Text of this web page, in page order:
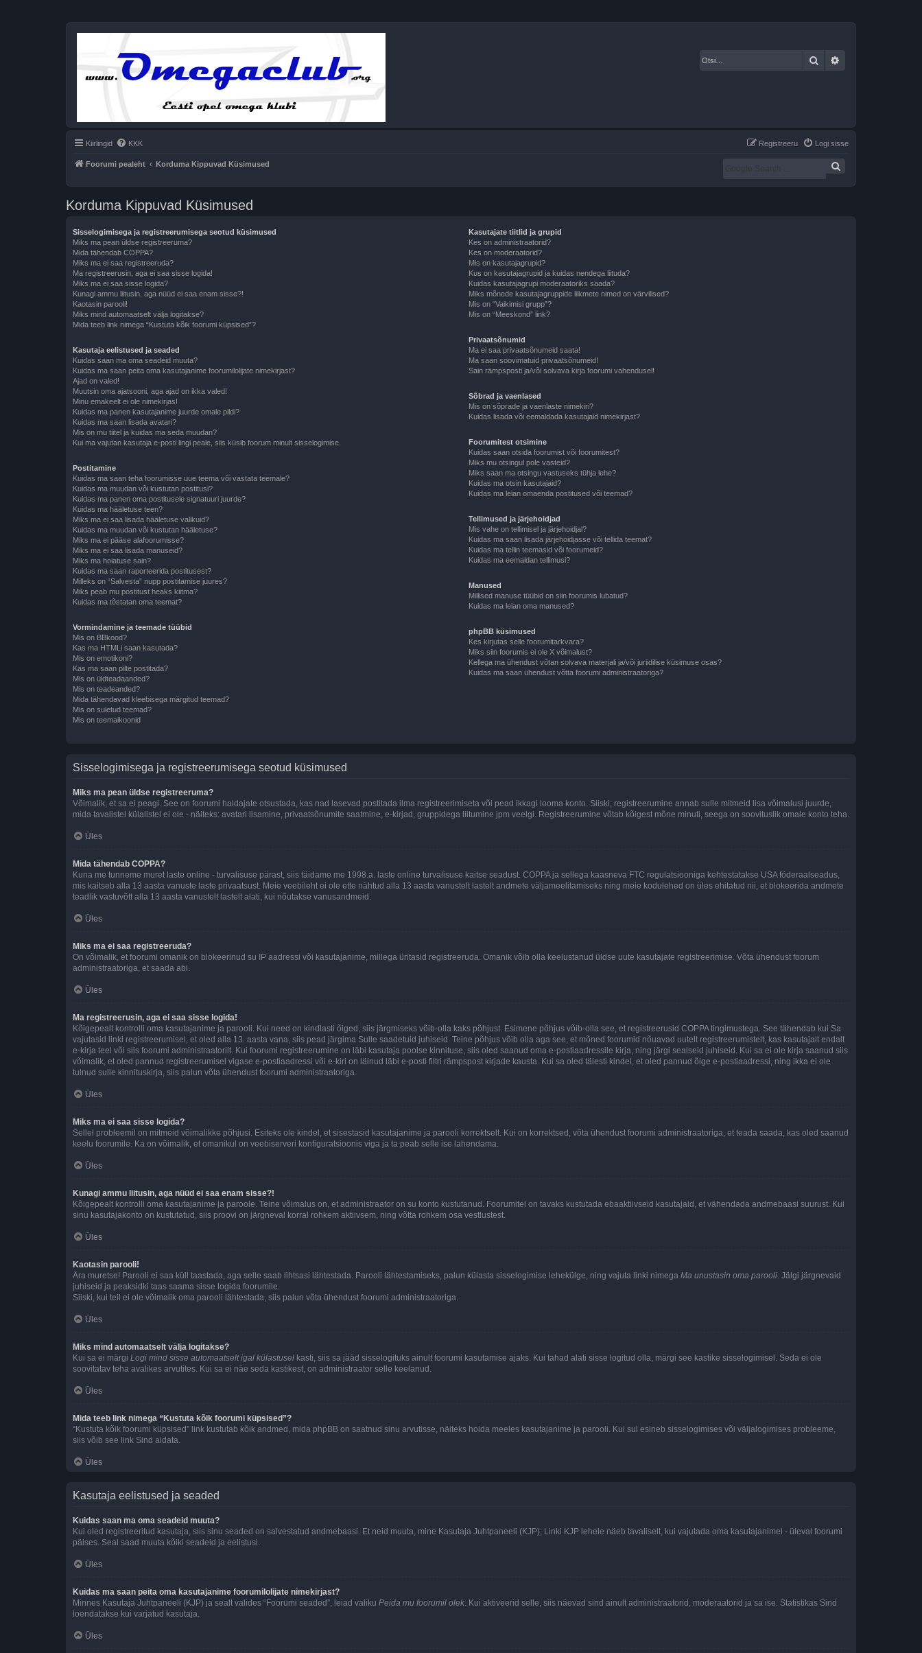
Otsi
Kiirlingid KKK Logi sisse
Registreeru
Foorumi pealeht Korduma Kippuvad Küsimused
Korduma Kippuvad Küsimused
Sisselogimisega ja registreerumisega seotud küsimused
Miks ma pean üldse registreeruma?
Mida tähendab COPPA?
Miks ma ei saa registreeruda?
Ma registreerusin, aga ei saa sisse logida!
Miks ma ei saa sisse logida?
Kunagi ammu liitusin, aga nüüd ei saa enam sisse?!
Kaotasin parooli!
Miks mind automaatselt välja logitakse?
Mida teeb link nimega “Kustuta kõik foorumi küpsised”?
Kasutaja eelistused ja seaded
Kuidas saan ma oma seadeid muuta?
Kuidas ma saan peita oma kasutajanime foorumilolijate nimekirjast?
Ajad on valed!
Muutsin oma ajatsooni, aga ajad on ikka valed!
Minu emakeelt ei ole nimekirjas!
Kuidas ma panen kasutajanime juurde omale pildi?
Kuidas ma saan lisada avatari?
Mis on mu tiitel ja kuidas ma seda muudan?
Kui ma vajutan kasutaja e-posti lingi peale, siis küsib foorum minult sisselogimise.
Postitamine
Kuidas ma saan teha foorumisse uue teema või vastata teemale?
Kuidas ma muudan või kustutan postitusi?
Kuidas ma panen oma postitusele signatuuri juurde?
Kuidas ma hääletuse teen?
Miks ma ei saa lisada hääletuse valikuid?
Kuidas ma muudan või kustutan hääletuse?
Miks ma ei pääse alafoorumisse?
Miks ma ei saa lisada manuseid?
Miks ma hoiatuse sain?
Kuidas ma saan raporteerida postitusest?
Milleks on “Salvesta” nupp postitamise juures?
Miks peab mu postitust heaks kiitma?
Kuidas ma tõstatan oma teemat?
Vormindamine ja teemade tüübid
Mis on BBkood?
Kas ma HTMLi saan kasutada?
Mis on emotikoni?
Kas ma saan pilte postitada?
Mis on üldteadaanded?
Mis on teadeanded?
Mida tähendavad kleebisega märgitud teemad?
Mis on suletud teemad?
Mis on teemaikoonid
Kasutajate tiitlid ja grupid
Kes on administraatorid?
Kes on moderaatorid?
Mis on kasutajagrupid?
Kus on kasutajagrupid ja kuidas nendega liituda?
Kuidas kasutajagrupi moderaatoriks saada?
Miks mõnede kasutajagruppide liikmete nimed on värvilised?
Mis on “Vaikimisi grupp”?
Mis on “Meeskond” link?
Privaatsõnumid
Ma ei saa privaatsõnumeid saata!
Ma saan soovimatuid privaatsõnumeid!
Sain rämpsposti ja/või solvava kirja foorumi vahendusel!
Sõbrad ja vaenlased
Mis on sõprade ja vaenlaste nimekiri?
Kuidas lisada või eemaldada kasutajaid nimekirjast?
Foorumitest otsimine
Kuidas saan otsida foorumist või foorumitest?
Miks mu otsingul pole vasteid?
Miks saan ma otsingu vastuseks tühja lehe?
Kuidas ma otsin kasutajaid?
Kuidas ma leian omaenda postitused või teemad?
Tellimused ja järjehoidjad
Mis vahe on tellimisel ja järjehoidjal?
Kuidas ma saan lisada järjehoidjasse või tellida teemat?
Kuidas ma tellin teemasid või foorumeid?
Kuidas ma eemaldan tellimusi?
Manused
Millised manuse tüübid on siin foorumis lubatud?
Kuidas ma leian oma manused?
phpBB küsimused
Kes kirjutas selle foorumitarkvara?
Miks siin foorumis ei ole X võimalust?
Kellega ma ühendust võtan solvava materjali ja/või juriidilise küsimuse osas?
Kuidas ma saan ühendust võtta foorumi administraatoriga?
Sisselogimisega ja registreerumisega seotud küsimused
Miks ma pean üldse registreeruma?
Võimalik, et sa ei peagi. See on foorumi haldajate otsustada, kas nad lasevad postitada ilma registreerimiseta või pead ikkagi looma konto. Siiski; registreerumine annab sulle mitmeid lisa võimalusi juurde,
mida tavalistel külalistel ei ole - näiteks: avatari lisamine, privaatsõnumite saatmine, e-kirjad, gruppidega liitumine jpm veelgi. Registreerumine võtab kõigest mõne minuti, seega on soovituslik omale konto teha.
Üles
Mida tähendab COPPA?
Kuna me tunneme muret laste online - turvalisuse pärast, siis täidame me 1998.a. laste online turvalisuse kaitse seadust. COPPA ja sellega kaasneva FTC regulatsiooniga kehtestatakse USA föderaalseadus,
mis kaitseb alla 13 aasta vanuste laste privaatsust. Meie veebileht ei ole ette nähtud alla 13 aasta vanustelt lastelt andmete väljameelitamiseks ning meie kodulehed on üles ehitatud nii, et blokeerida andmete
teadlik vastuvõtt alla 13 aasta vanustelt lastelt alati, kui nõutakse vanusandmeid.
Üles
Miks ma ei saa registreeruda?
On võimalik, et foorumi omanik on blokeerinud su IP aadressi või kasutajanime, millega üritasid registreeruda. Omanik võib olla keelustanud üldse uute kasutajate registreerimise. Võta ühendust foorum
administraatoriga, et saada abi.
Üles
Ma registreerusin, aga ei saa sisse logida!
Kõigepealt kontrolli oma kasutajanime ja parooli. Kui need on kindlasti õiged, siis järgmiseks võib-olla kaks põhjust. Esimene põhjus võib-olla see, et registreerusid COPPA tingimustega. See tähendab kui Sa
vajutasid linki registreerumisel, et oled alla 13. aasta vana, siis pead järgima Sulle saadetuid juhiseid. Teine põhjus võib olla aga see, et mõned foorumid nõuavad uutelt registreerumistelt, kas kasutajalt endalt
e-kirja teel või siis foorumi administraatorilt. Kui foorumi registreerumine on läbi kasutaja poolse kinnituse, siis oled saanud oma e-postiaadressile kirja, ning järgi sealseid juhiseid. Kui sa ei ole kirja saanud siis
võimalik, et oled pannud registreerumisel vigase e-postiaadressi või e-kiri on läinud läbi e-posti filtri rämpspost kirjade kausta. Kui sa oled täiesti kindel, et oled pannud õige e-postiaadressi, ning ikka ei ole
tulnud sulle kinnituskirja, siis palun võta ühendust foorumi administraatoriga.
Üles
Miks ma ei saa sisse logida?
Sellel probleemil on mitmeid võimalikke põhjusi. Esiteks ole kindel, et sisestasid kasutajanime ja parooli korrektselt. Kui on korrektsed, võta ühendust foorumi administraatoriga, et teada saada, kas oled saanud
keelu foorumile. Ka on võimalik, et omanikul on veebiserveri konfiguratsioonis viga ja ta peab selle ise lahendama.
Üles
Kunagi ammu liitusin, aga nüüd ei saa enam sisse?!
Kõigepealt kontrolli oma kasutajanime ja paroole. Teine võimalus on, et administraator on su konto kustutanud. Foorumitel on tavaks kustutada ebaaktiivseid kasutajaid, et vähendada andmebaasi suurust. Kui
sinu kasutajakonto on kustutatud, siis proovi on järgneval korral rohkem aktiivsem, ning võtta rohkem osa vestlustest.
Üles
Kaotasin parooli!
Ära muretse! Parooli ei saa küll taastada, aga selle saab lihtsasi lähtestada. Parooli lähtestamiseks, palun külasta sisselogimise lehekülge, ning vajuta linki nimega Ma unustasin oma parooli. Jälgi järgnevaid
juhiseid ja peaksidki taas saama sisse logida foorumile.
Siiski, kui teil ei ole võimalik oma parooli lähtestada, siis palun võta ühendust foorumi administraatoriga.
Üles
Miks mind automaatselt välja logitakse?
Kui sa ei märgi Logi mind sisse automaatselt igal külastusel kasti, siis sa jääd sisselogituks ainult foorumi kasutamise ajaks. Kui tahad alati sisse logitud olla, märgi see kastike sisselogimisel. Seda ei ole
soovitatav teha avalikes arvutites. Kui sa ei näe seda kastikest, on administraator selle keelanud.
Üles
Mida teeb link nimega “Kustuta kõik foorumi küpsised”?
“Kustuta kõik foorumi küpsised” link kustutab kõik andmed, mida phpBB on saatnud sinu arvutisse, näiteks hoida meeles kasutajanime ja parooli. Kui sul esineb sisselogimises või väljalogimises probleeme,
siis võib see link Sind aidata.
Üles
Kasutaja eelistused ja seaded
Kuidas saan ma oma seadeid muuta?
Kui oled registreeritud kasutaja, siis sinu seaded on salvestatud andmebaasi. Et neid muuta, mine Kasutaja Juhtpaneeli (KJP); Linki KJP lehele näeb tavaliselt, kui vajutada oma kasutajanimel - üleval foorumi
päises. Seal saad muuta kõiki seadeid ja eelistusi.
Üles
Kuidas ma saan peita oma kasutajanime foorumilolijate nimekirjast?
Minnes Kasutaja Juhtpaneeli (KJP) ja sealt valides “Foorumi seaded”, leiad valiku Peida mu foorumil olek. Kui aktiveerid selle, siis näevad sind ainult administraatorid, moderaatorid ja sa ise. Statistikas Sind
loendatakse kui varjatud kasutaja.
Üles